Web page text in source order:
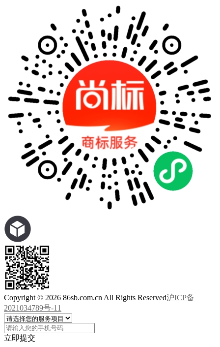
Copyright © 2026 86sb.com.cn All Rights Reserved沪ICP备
2021034789号-11
立即提交